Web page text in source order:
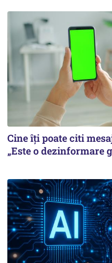
Cine îți poate citi
„Este o dezinformare